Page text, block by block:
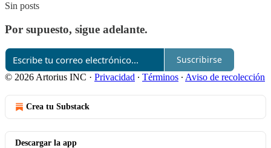
Sin posts
Por supuesto, sigue adelante.
Suscribirse
© 2026 Artorius INC · Privacidad ∙ Términos ∙ Aviso de recolección
Crea tu Substack
Descargar la app